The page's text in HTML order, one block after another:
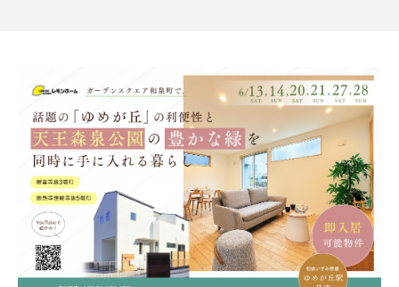
∟保証・アフターフォロー
∟家づくりの流れ
∟自由設計・高性能住宅『AUCA』
∟自由設計・高断熱仕様住宅『MODERATE』